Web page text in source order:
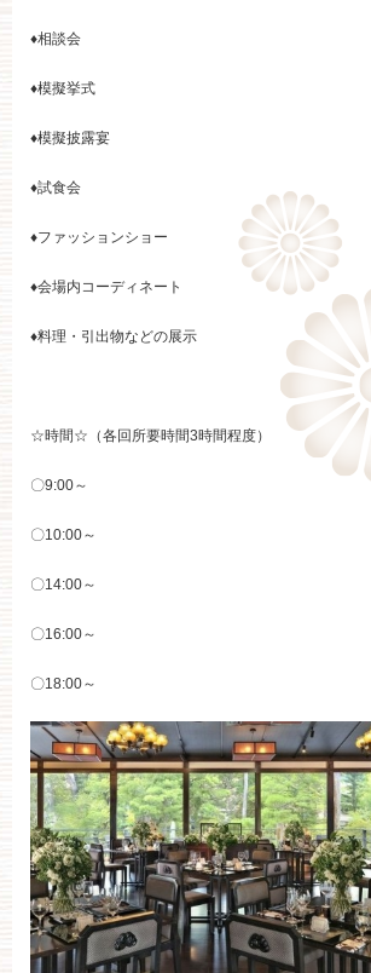
♦相談会
♦模擬挙式
♦模擬披露宴
♦試食会
♦ファッションショー
♦会場内コーディネート
♦料理・引出物などの展示
☆時間☆（各回所要時間3時間程度）
〇9:00～
〇10:00～
〇14:00～
〇16:00～
〇18:00～